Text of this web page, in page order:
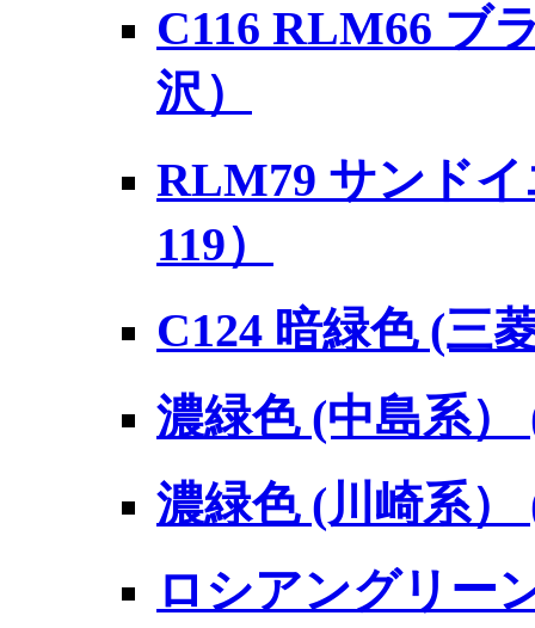
C116 RLM66 ブ
沢）
RLM79 サンド
119）
C124 暗緑色 (三
濃緑色 (中島系）
濃緑色 (川崎系）
ロシアングリー